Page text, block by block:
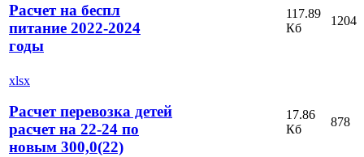
Расчет на беспл
питание 2022-2024
годы
117.89
Кб
1204
xlsx
Расчет перевозка детей
расчет на 22-24 по
новым 300,0(22)
17.86
Кб
878